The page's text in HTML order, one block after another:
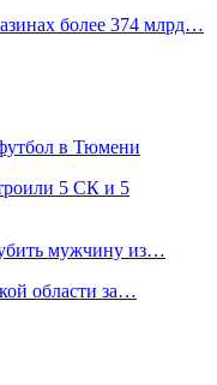
более 374 млрд…
в Тюмени
5 СК и 5
мужчину из…
области за…